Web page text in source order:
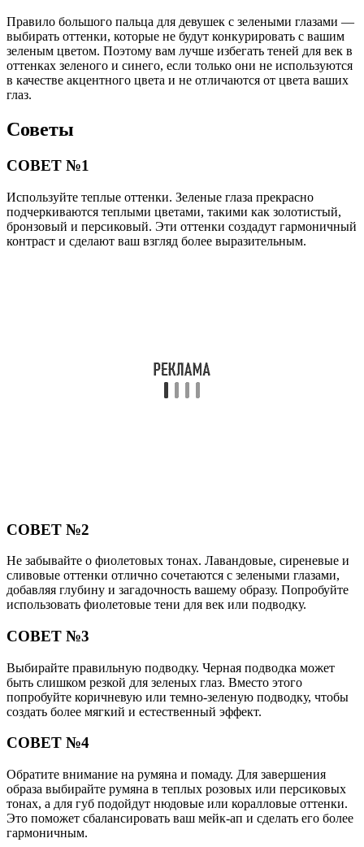
Правило большого пальца для девушек с зелеными глазами —
выбирать оттенки, которые не будут конкурировать с вашим
зеленым цветом. Поэтому вам лучше избегать теней для век в
оттенках зеленого и синего, если только они не используются
в качестве акцентного цвета и не отличаются от цвета ваших
глаз.
Советы
СОВЕТ №1
Используйте теплые оттенки. Зеленые глаза прекрасно
подчеркиваются теплыми цветами, такими как золотистый,
бронзовый и персиковый. Эти оттенки создадут гармоничный
контраст и сделают ваш взгляд более выразительным.
СОВЕТ №2
Не забывайте о фиолетовых тонах. Лавандовые, сиреневые и
сливовые оттенки отлично сочетаются с зелеными глазами,
добавляя глубину и загадочность вашему образу. Попробуйте
использовать фиолетовые тени для век или подводку.
СОВЕТ №3
Выбирайте правильную подводку. Черная подводка может
быть слишком резкой для зеленых глаз. Вместо этого
попробуйте коричневую или темно-зеленую подводку, чтобы
создать более мягкий и естественный эффект.
СОВЕТ №4
Обратите внимание на румяна и помаду. Для завершения
образа выбирайте румяна в теплых розовых или персиковых
тонах, а для губ подойдут нюдовые или коралловые оттенки.
Это поможет сбалансировать ваш мейк-ап и сделать его более
гармоничным.